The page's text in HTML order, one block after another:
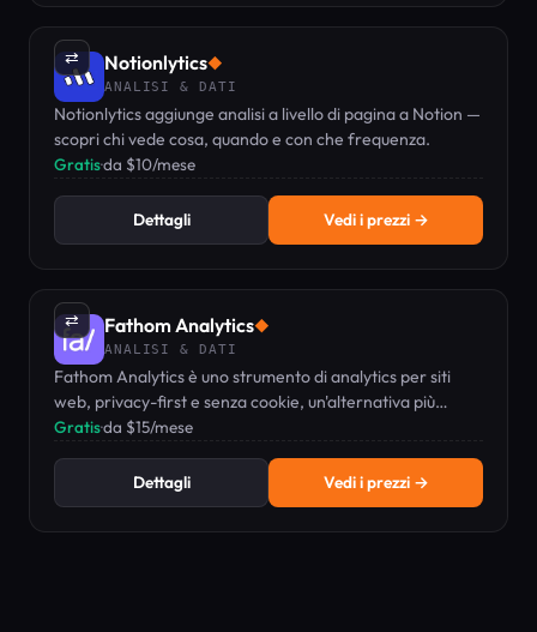
⇄ Notionlytics◆
ANALISI & DATI
Notionlytics aggiunge analisi a livello di pagina a Notion —
scopri chi vede cosa, quando e con che frequenza.
Gratis·da $10/mese
Dettagli Vedi i prezzi →
⇄ Fathom Analytics◆
ANALISI & DATI
Fathom Analytics è uno strumento di analytics per siti
web, privacy-first e senza cookie, un'alternativa più
semplice a Google Analytics.
Gratis·da $15/mese
Dettagli Vedi i prezzi →